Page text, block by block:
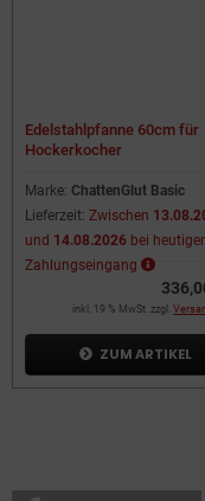
Edelstahlpfanne 60cm für
Hockerkocher
Marke: ChattenGlut Basic
Lieferzeit: Zwischen
und 14.08.2026 bei
Zahlungseingang
inkl. 19 % MwSt. zzgl.
ZUM ARTIKEL